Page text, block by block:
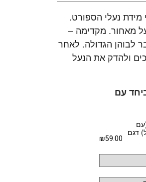
מידת נעלי הספורט.
מאחור. מקדימה –
לבוהן הגדולה. לאחר
ולהדק את הנעל
עם
דגם
₪59.00